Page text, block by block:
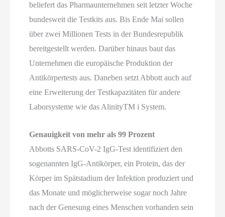
beliefert das Pharmaunternehmen seit letzter Woche
bundesweit die Testkits aus. Bis Ende Mai sollen
über zwei Millionen Tests in der Bundesrepublik
bereitgestellt werden. Darüber hinaus baut das
Unternehmen die europäische Produktion der
Antikörpertests aus. Daneben setzt Abbott auch auf
eine Erweiterung der Testkapazitäten für andere
Laborsysteme wie das AlinityTM i System.
Genauigkeit von mehr als 99 Prozent
Abbotts SARS-CoV-2 IgG-Test identifiziert den
sogenannten IgG-Antikörper, ein Protein, das der
Körper im Spätstadium der Infektion produziert und
das Monate und möglicherweise sogar noch Jahre
nach der Genesung eines Menschen vorhanden sein